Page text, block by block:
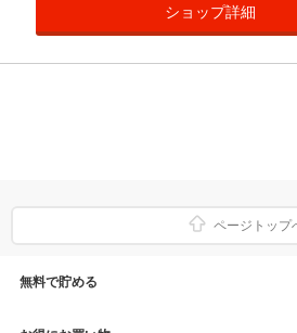
ショップ詳細
ページトップ
無料で貯める